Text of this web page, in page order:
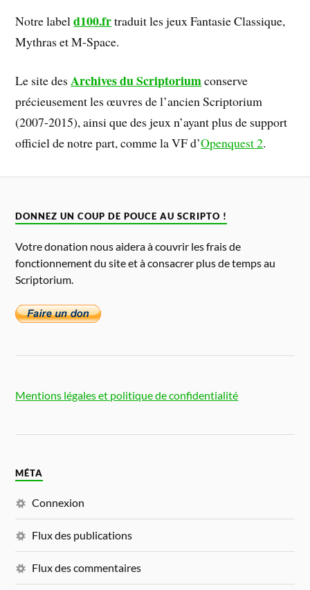
Notre labeld100.frtraduit les jeux Fantasie Classique,
Mythras et M-Space.
Le site desArchives du Scriptoriumconserve
précieusement les œuvres de l’ancien Scriptorium
(2007-2015), ainsi que des jeux n’ayant plus de support
officiel de notre part, comme la VF d’Openquest 2.
DONNEZ UN COUP DE POUCE AU SCRIPTO !
Votre donation nous aidera à couvrir les frais de
fonctionnement du site et à consacrer plus de temps au
Scriptorium.
Mentions légales et politique de confidentialité
MÉTA
Connexion
Flux des publications
Flux des commentaires